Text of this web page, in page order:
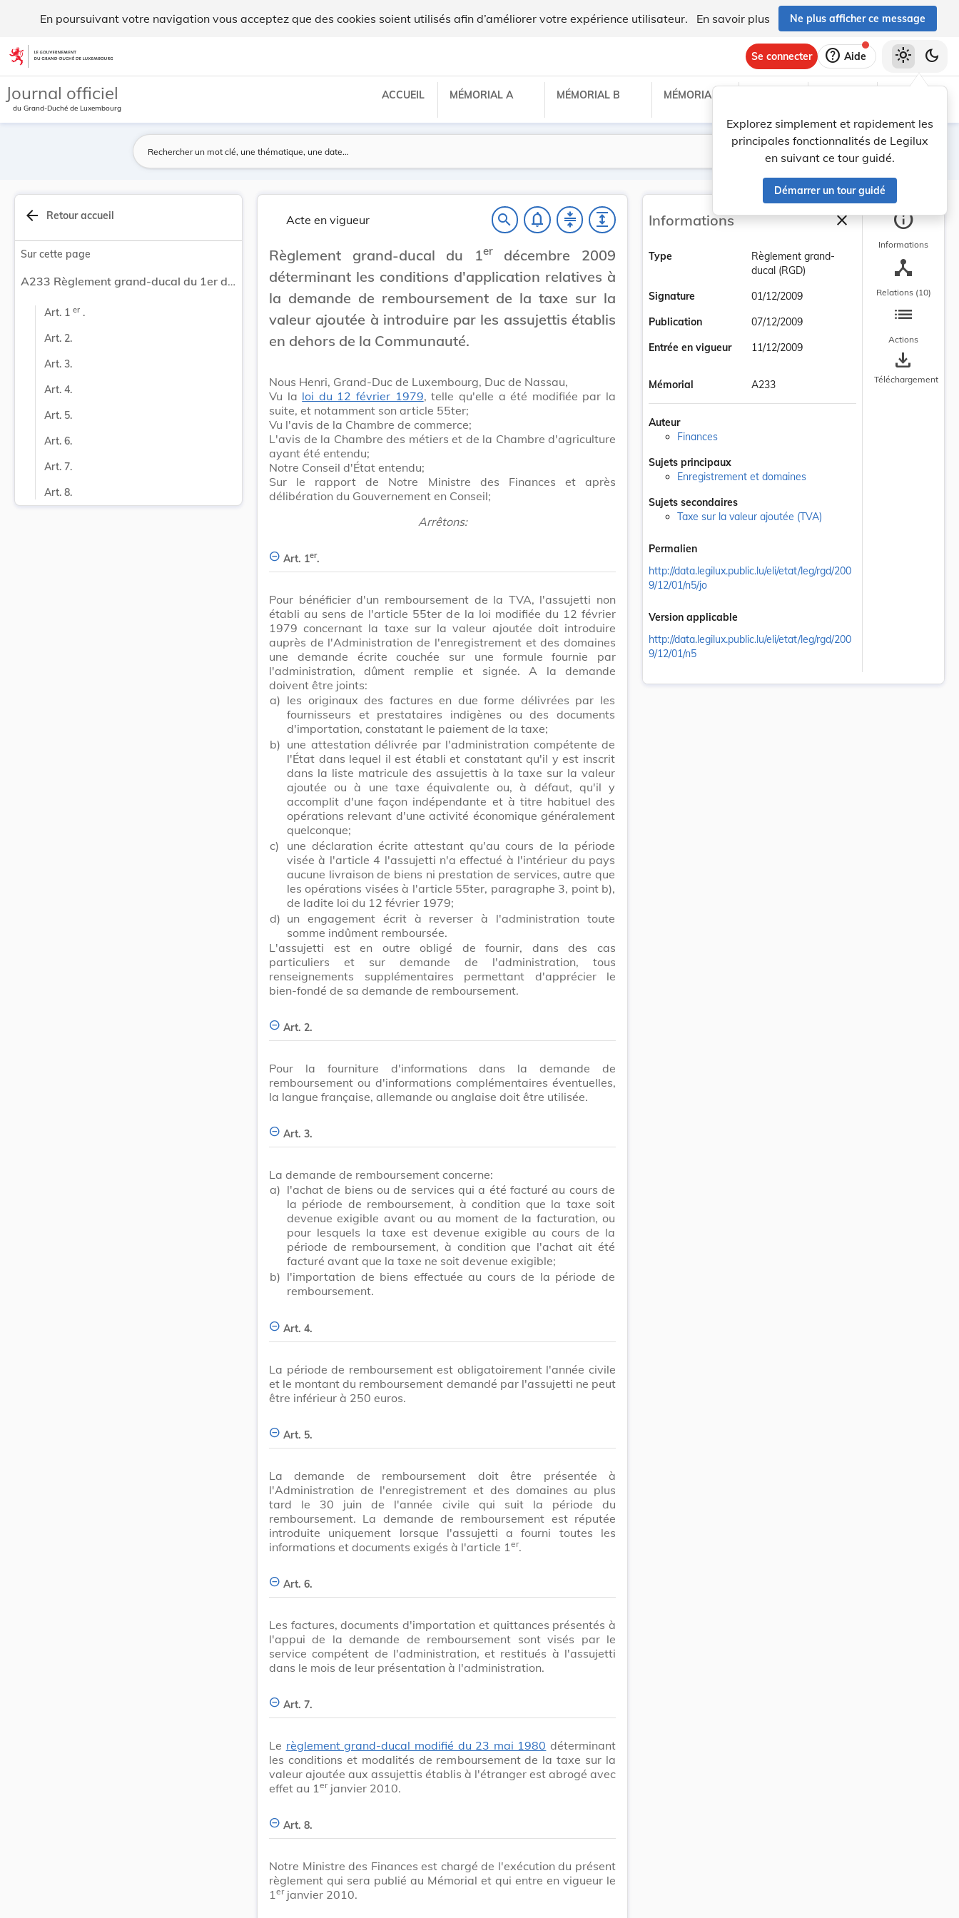
En poursuivant votre navigation vous acceptez que des cookies soient utilisés afin d’améliorer votre expérience utilisateur. En savoir plus Ne plus afficher ce message
Aller au contenu
Se connecter help Aide
Explorez simplement et rapidement les
principales fonctionnalités de Legilux
en suivant ce tour guidé.
Démarrer un tour guidé
light_mode dark_mode
Journal officiel
du Grand-Duché de Luxembourg
ACCUEIL MÉMORIAL A MÉMORIAL B MÉMORIAL C
Lancer la recherche
Filtres
arrow_back Retour accueil
Sur cette page
A233 Règlement grand-ducal du 1er décembre 2009 déterminant les conditions d'application relatives à la demande de remboursement de la taxe sur la valeur ajoutée à introduire par les assujettis établis en dehors de la Communauté.
Art. 1 er .
Art. 2.
Art. 3.
Art. 4.
Art. 5.
Art. 6.
Art. 7.
Art. 8.
Acte en vigueur search notifications_none compress expand
Règlement grand-ducal du 1erdécembre 2009
déterminant les conditions d'application relatives à
la demande de remboursement de la taxe sur la
valeur ajoutée à introduire par les assujettis établis
en dehors de la Communauté.
Nous Henri, Grand-Duc de Luxembourg, Duc de Nassau,
Vu la loi du 12 février 1979, telle qu'elle a été modifiée par la
suite, et notamment son article 55ter;
Vu l'avis de la Chambre de commerce;
L'avis de la Chambre des métiers et de la Chambre d'agriculture
ayant été entendu;
Notre Conseil d'État entendu;
Sur le rapport de Notre Ministre des Finances et après
délibération du Gouvernement en Conseil;
Arrêtons:
Art. 1er.
Pour bénéficier d'un remboursement de la TVA, l'assujetti non
établi au sens de l'article 55ter de la loi modifiée du 12 février
1979 concernant la taxe sur la valeur ajoutée doit introduire
auprès de l'Administration de l'enregistrement et des domaines
une demande écrite couchée sur une formule fournie par
l'administration, dûment remplie et signée. A la demande
doivent être joints:
a) les originaux des factures en due forme délivrées par les
fournisseurs et prestataires indigènes ou des documents
d'importation, constatant le paiement de la taxe;
b) une attestation délivrée par l'administration compétente de
l'État dans lequel il est établi et constatant qu'il y est inscrit
dans la liste matricule des assujettis à la taxe sur la valeur
ajoutée ou à une taxe équivalente ou, à défaut, qu'il y
accomplit d'une façon indépendante et à titre habituel des
opérations relevant d'une activité économique généralement
quelconque;
c)
une déclaration écrite attestant qu'au cours de la période
visée à l'article 4 l'assujetti n'a effectué à l'intérieur du pays
aucune livraison de biens ni prestation de services, autre que
les opérations visées à l'article 55ter, paragraphe 3, point b),
de ladite loi du 12 février 1979;
d) un engagement écrit à reverser à l'administration toute
somme indûment remboursée.
L'assujetti est en outre obligé de fournir, dans des cas
particuliers et sur demande de l'administration, tous
renseignements supplémentaires permettant d'apprécier le
bien-fondé de sa demande de remboursement.
Art. 2.
Pour la fourniture d'informations dans la demande de
remboursement ou d'informations complémentaires éventuelles,
la langue française, allemande ou anglaise doit être utilisée.
Art. 3.
La demande de remboursement concerne:
a) l'achat de biens ou de services qui a été facturé au cours de
la période de remboursement, à condition que la taxe soit
devenue exigible avant ou au moment de la facturation, ou
pour lesquels la taxe est devenue exigible au cours de la
période de remboursement, à condition que l'achat ait été
facturé avant que la taxe ne soit devenue exigible;
b) l'importation de biens effectuée au cours de la période de
remboursement.
Art. 4.
La période de remboursement est obligatoirement l'année civile
et le montant du remboursement demandé par l'assujetti ne peut
être inférieur à 250 euros.
Art. 5.
La demande de remboursement doit être présentée à
l'Administration de l'enregistrement et des domaines au plus
tard le 30 juin de l'année civile qui suit la période du
remboursement. La demande de remboursement est réputée
introduite uniquement lorsque l'assujetti a fourni toutes les
informations et documents exigés à l'article 1 er.
Art. 6.
Les factures, documents d'importation et quittances présentés à
l'appui de la demande de remboursement sont visés par le
service compétent de l'administration, et restitués à l'assujetti
dans le mois de leur présentation à l'administration.
Art. 7.
Le règlement grand-ducal modifié du 23 mai 1980 déterminant
les conditions et modalités de remboursement de la taxe sur la
valeur ajoutée aux assujettis établis à l'étranger est abrogé avec
effet au 1 erjanvier 2010.
Art. 8.
Notre Ministre des Finances est chargé de l'exécution du présent
règlement qui sera publié au Mémorial et qui entre en vigueur le
1 erjanvier 2010.
Informations closeFermer la barre
Type
Règlement grand-
ducal (RGD)
Signature
01/12/2009
Publication
07/12/2009
Entrée en vigueur
11/12/2009
Mémorial A233
Auteur
Finances
Sujets principaux
Enregistrement et domaines
Sujets secondaires
Taxe sur la valeur ajoutée (TVA)
Permalien
http://data.legilux.public.lu/eli/etat/leg/rgd/200
9/12/01/n5/jo
Version applicable
http://data.legilux.public.lu/eli/etat/leg/rgd/200
9/12/01/n5
info
Informations
device_hub
Relations (10)
list
Actions
save_alt
Téléchargement